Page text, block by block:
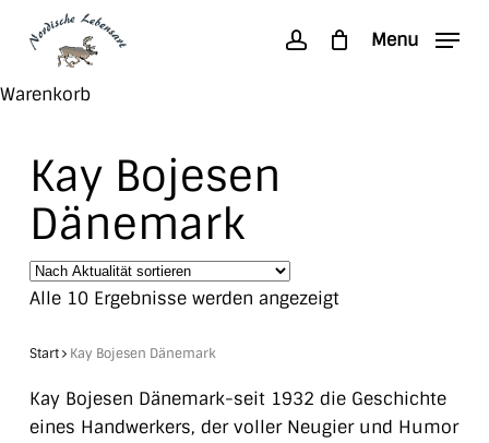
content
accountMenu
WarenkorbClose
Kay Bojesen
Dänemark
Alle 10 Ergebnisse werden angezeigtNach
Start Kay Bojesen Dänemark
Kay Bojesen Dänemark-seit 1932 die Geschichte
eines Handwerkers, der voller Neugier und Humor